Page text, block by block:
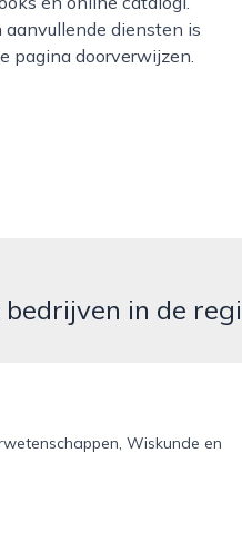
diensten is
pagina doorverwijzen.
in de
Wiskunde en